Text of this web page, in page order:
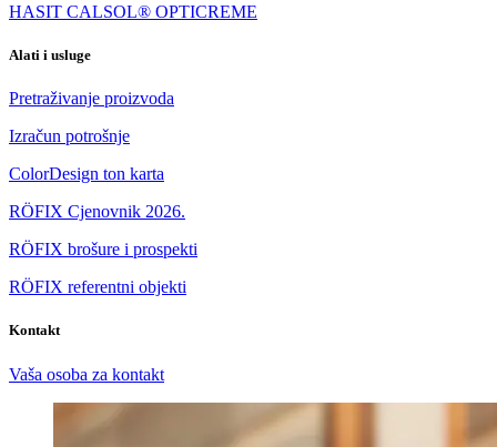
HASIT CALSOL® OPTICREME
Alati i usluge
Pretraživanje proizvoda
Izračun potrošnje
ColorDesign ton karta
RÖFIX Cjenovnik 2026.
RÖFIX brošure i prospekti
RÖFIX referentni objekti
Kontakt
Vaša osoba za kontakt